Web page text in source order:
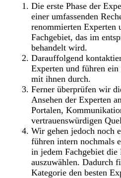
Die erste Phase der
einer umfassenden
renommierten Experten
Fachgebiet, das im
behandelt wird.
Darauffolgend
Experten und führen
mit ihnen durch.
Ferner überprüfen wir
Ansehen der Experten
Portalen,
vertrauenswürdigen
Wir gehen jedoch noch
führen intern nochmals
in jedem Fachgebiet die
auszuwählen. Dadurch
Kategorie den besten